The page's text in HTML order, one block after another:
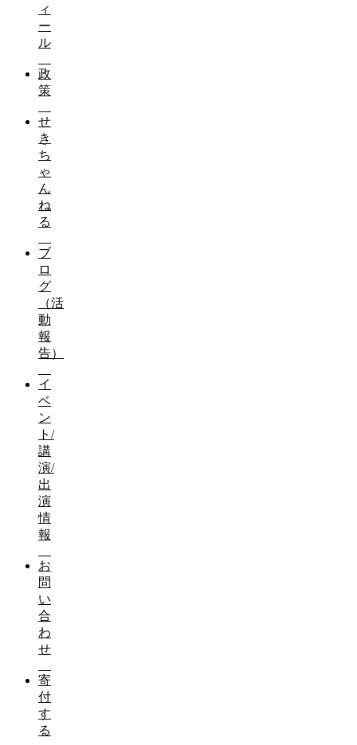
ィ
ー
ル
政
策
せ
き
ち
ゃ
ん
ね
る
ブ
ロ
グ
（活
動
報
告）
イ
ベ
ン
ト/
講
演/
出
演
情
報
お
問
い
合
わ
せ
寄
付
す
る